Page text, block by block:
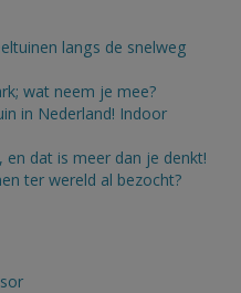
langs de snelweg
wat neem je mee?
in Nederland! Indoor
dat is meer dan je denkt!
ter wereld al bezocht?